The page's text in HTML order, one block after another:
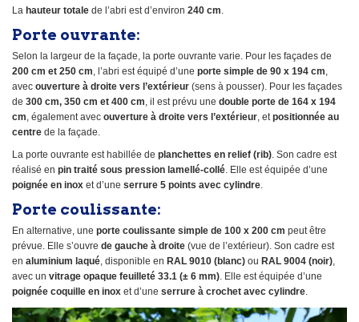
La hauteur totale de l’abri est d’environ 240 cm.
Porte ouvrante:
Selon la largeur de la façade, la porte ouvrante varie. Pour les façades de
200 cm et 250 cm , l’abri est équipé d’une porte simple de 90 x 194 cm
avec ouverture à droite vers l’extérieur (sens à pousser). Pour les façades
de 300 cm, 350 cm et 400 cm , il est prévu une double porte de 164 x 194
cm , également avec ouverture à droite vers l’extérieur , et positionnée au
centre de la façade.
La porte ouvrante est habillée de planchettes en relief (rib). Son cadre est
réalisé en pin traité sous pression lamellé-collé. Elle est équipée d’une
poignée en inox et d’une serrure 5 points avec cylindre.
Porte coulissante:
En alternative, une porte coulissante simple de 100 x 200 cm peut être
prévue. Elle s’ouvre de gauche à droite (vue de l’extérieur). Son cadre est
en aluminium laqué, disponible en RAL 9010 (blanc) ou RAL 9004 (noir),
avec un vitrage opaque feuilleté 33.1 (± 6 mm). Elle est équipée d’une
poignée coquille en inox et d’une serrure à crochet avec cylindre.